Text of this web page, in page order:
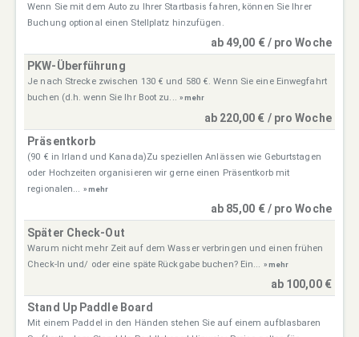
Wenn Sie mit dem Auto zu Ihrer Startbasis fahren, können Sie Ihrer
Buchung optional einen Stellplatz hinzufügen.
ab 49,00 € / pro Woche
PKW-Überführung
Je nach Strecke zwischen 130 € und 580 €. Wenn Sie eine Einwegfahrt
buchen (d.h. wenn Sie Ihr Boot zu... » mehr
ab 220,00 € / pro Woche
Präsentkorb
(90 € in Irland und Kanada)Zu speziellen Anlässen wie Geburtstagen
oder Hochzeiten organisieren wir gerne einen Präsentkorb mit
regionalen... » mehr
ab 85,00 € / pro Woche
Später Check-Out
Warum nicht mehr Zeit auf dem Wasser verbringen und einen frühen
Check-In und/ oder eine späte Rückgabe buchen? Ein...
» mehr
ab 100,00 €
Stand Up Paddle Board
Mit einem Paddel in den Händen stehen Sie auf einem aufblasbaren